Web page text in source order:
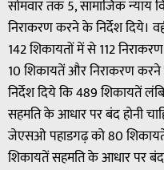
सोमवार तक 5, सामाजिक न्याय
निराकरण करने के निर्देश दिये।
142 शिकायतों में से 112
10 शिकायतें और निराकरण करने
निर्देश दिये कि 489 शिकायतें
सहमति के आधार पर बंद होनी
जेएसओ पहाडगढ़ को 80
शिकायतें सहमति के आधार पर